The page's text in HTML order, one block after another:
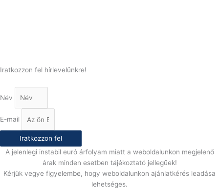
Iratkozzon fel hírlevelünkre!
Név
E-mail
Iratkozzon fel
A jelenlegi instabil euró árfolyam miatt a weboldalunkon megjelenő
árak minden esetben tájékoztató jellegűek!
Kérjük vegye figyelembe, hogy weboldalunkon ajánlatkérés leadása
lehetséges.